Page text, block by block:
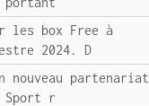
les box Free à
2024. D
nouveau partenariat
Sport r